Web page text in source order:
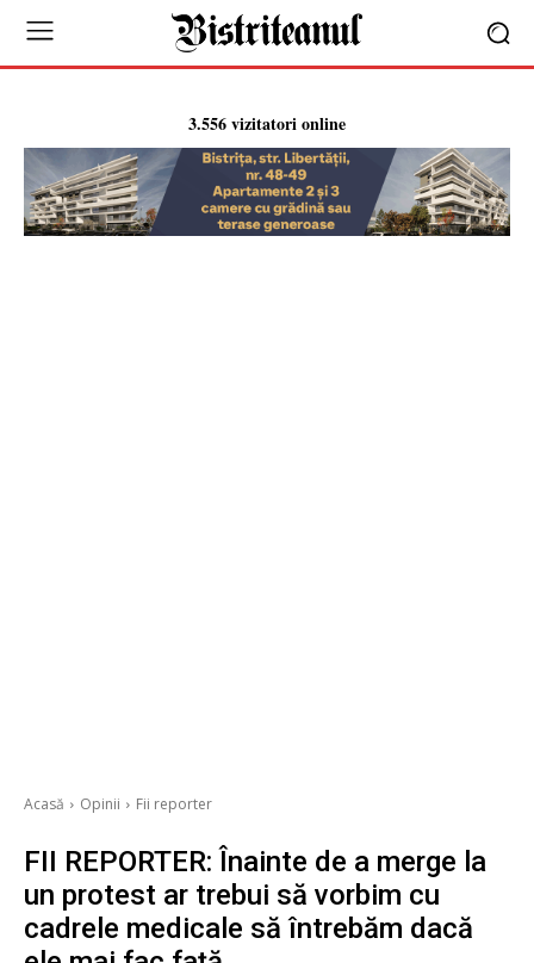
3.556 vizitatori online
Acasă Opinii Fii reporter
FII REPORTER: Înainte de a merge la
un protest ar trebui să vorbim cu
cadrele medicale să întrebăm dacă